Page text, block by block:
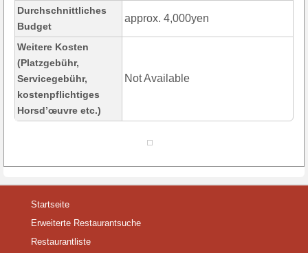
Durchschnittliches
Budget
approx. 4,000yen
Weitere Kosten
(Platzgebühr,
Servicegebühr,
kostenpflichtiges
Horsd’œuvre etc.)
Not Available
Startseite
Erweiterte Restaurantsuche
Restaurantliste